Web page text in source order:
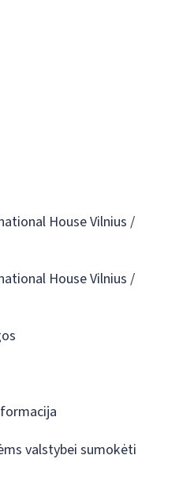
House Vilnius /
House Vilnius /
valstybei sumokėti